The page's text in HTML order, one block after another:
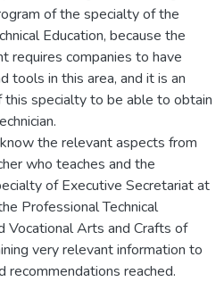
of the specialty of the
Education, because the
requires companies to have
tools in this area, and it is an
specialty to be able to obtain
the relevant aspects from
who teaches and the
of Executive Secretariat at
Professional Technical
Vocational Arts and Crafts of
very relevant information to
recommendations reached.